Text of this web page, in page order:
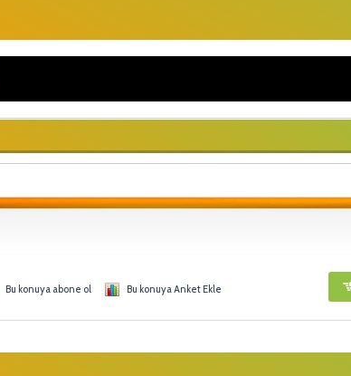
Bu konuya abone ol Bu konuya Anket Ekle